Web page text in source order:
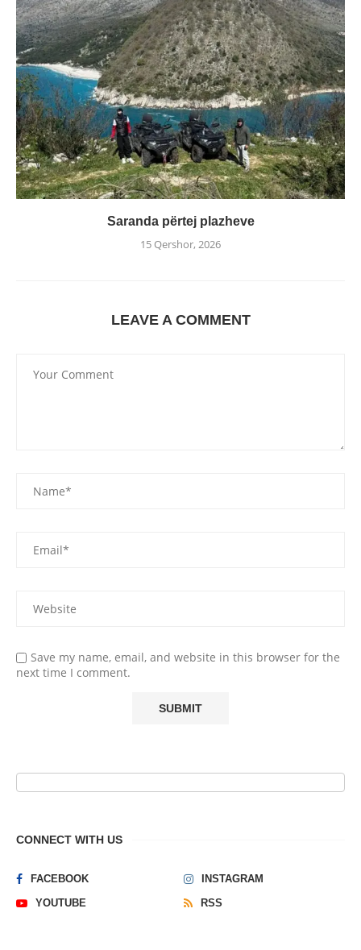
Saranda përtej plazheve
15 Qershor, 2026
LEAVE A COMMENT
Save my name, email, and website in this browser for the
next time I comment.
CONNECT WITH US
FACEBOOK
INSTAGRAM
YOUTUBE
RSS